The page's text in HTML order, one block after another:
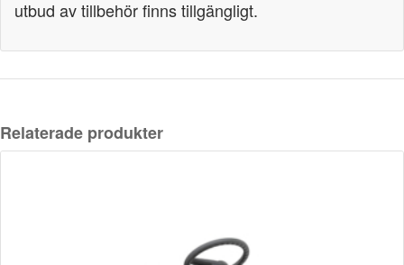
utbud av tillbehör finns tillgängligt.
Relaterade produkter